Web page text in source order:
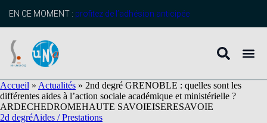
principal
EN CE MOMENT : profitez de l’adhésion anticipée
Accueil » Actualités » 2nd degré GRENOBLE : quelles sont les
différentes aides à l’action sociale académique et ministérielle ?
ARDECHEDROMEHAUTE SAVOIEISERESAVOIE
2d degréAides / Prestations